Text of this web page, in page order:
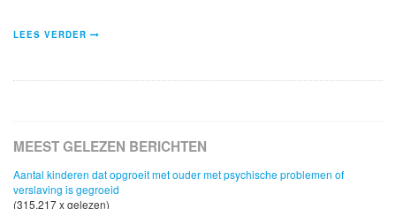
LEES VERDER
MEEST GELEZEN BERICHTEN
Aantal kinderen dat opgroeit met ouder met psychische problemen of
verslaving is gegroeid
(315,217 x gelezen)